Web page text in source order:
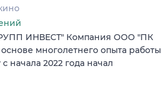
ИНВЕСТ" Компания ООО "ПК
многолетнего опыта работы
начала 2022 года начал